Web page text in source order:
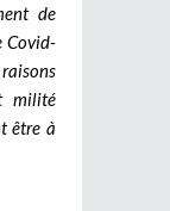
de
Covid-
milité
être à